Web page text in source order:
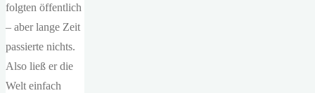
folgten öffentlich
– aber lange Zeit
passierte nichts.
Also ließ er die
Welt einfach